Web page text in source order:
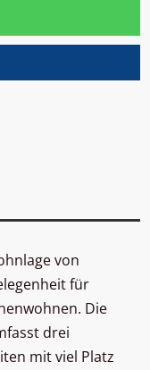
von
für
Die
drei
mit viel Platz